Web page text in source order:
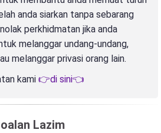
anda siarkan tanpa sebarang
perkhidmatan jika anda
melanggar undang-undang,
melanggar privasi orang lain.
kami 👉di sini👈
Lazim